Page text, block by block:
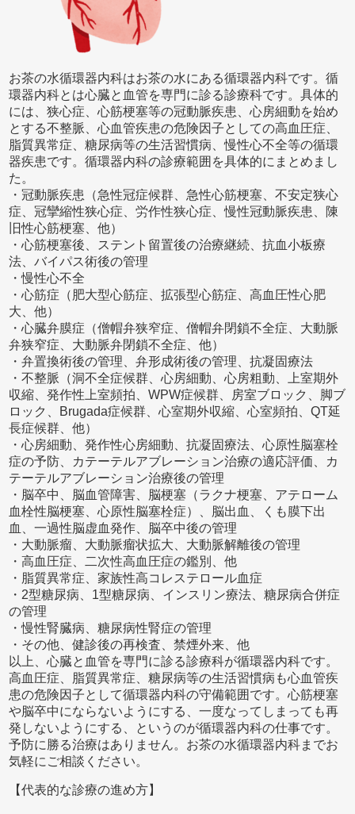
お茶の水循環器内科はお茶の水にある循環器内科です。循
環器内科とは心臓と血管を専門に診る診療科です。具体的
には、狭心症、心筋梗塞等の冠動脈疾患、心房細動を始め
とする不整脈、心血管疾患の危険因子としての高血圧症、
脂質異常症、糖尿病等の生活習慣病、慢性心不全等の循環
器疾患です。循環器内科の診療範囲を具体的にまとめまし
た。
・冠動脈疾患（急性冠症候群、急性心筋梗塞、不安定狭心
症、冠攣縮性狭心症、労作性狭心症、慢性冠動脈疾患、陳
旧性心筋梗塞、他）
・心筋梗塞後、ステント留置後の治療継続、抗血小板療
法、バイパス術後の管理
・慢性心不全
・心筋症（肥大型心筋症、拡張型心筋症、高血圧性心肥
大、他）
・心臓弁膜症（僧帽弁狭窄症、僧帽弁閉鎖不全症、大動脈
弁狭窄症、大動脈弁閉鎖不全症、他）
・弁置換術後の管理、弁形成術後の管理、抗凝固療法
・不整脈（洞不全症候群、心房細動、心房粗動、上室期外
収縮、発作性上室頻拍、WPW症候群、房室ブロック、脚ブ
ロック、Brugada症候群、心室期外収縮、心室頻拍、QT延
長症候群、他）
・心房細動、発作性心房細動、抗凝固療法、心原性脳塞栓
症の予防、カテーテルアブレーション治療の適応評価、カ
テーテルアブレーション治療後の管理
・脳卒中、脳血管障害、脳梗塞（ラクナ梗塞、アテローム
血栓性脳梗塞、心原性脳塞栓症）、脳出血、くも膜下出
血、一過性脳虚血発作、脳卒中後の管理
・大動脈瘤、大動脈瘤状拡大、大動脈解離後の管理
・高血圧症、二次性高血圧症の鑑別、他
・脂質異常症、家族性高コレステロール血症
・2型糖尿病、1型糖尿病、インスリン療法、糖尿病合併症
の管理
・慢性腎臓病、糖尿病性腎症の管理
・その他、健診後の再検査、禁煙外来、他
以上、心臓と血管を専門に診る診療科が循環器内科です。
高血圧症、脂質異常症、糖尿病等の生活習慣病も心血管疾
患の危険因子として循環器内科の守備範囲です。心筋梗塞
や脳卒中にならないようにする、一度なってしまっても再
発しないようにする、というのが循環器内科の仕事です。
予防に勝る治療はありません。お茶の水循環器内科までお
気軽にご相談ください。
【代表的な診療の進め方】